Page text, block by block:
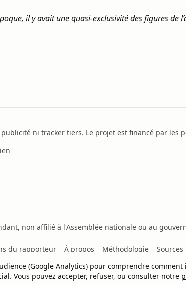
il y avait une quasi-exclusivité des figures de
ni tracker tiers. Le projet est financé par les
non affilié à l'Assemblée nationale ou au
du rapporteur À propos Méthodologie Sources
(Google Analytics) pour comprendre
Vous pouvez accepter, refuser, ou consulter notre